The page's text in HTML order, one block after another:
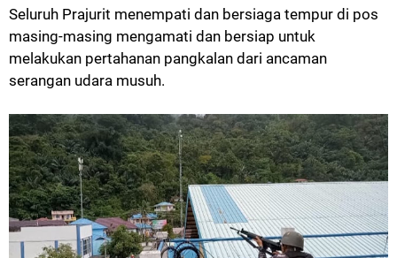
Seluruh Prajurit menempati dan bersiaga tempur di pos
masing-masing mengamati dan bersiap untuk
melakukan pertahanan pangkalan dari ancaman
serangan udara musuh.